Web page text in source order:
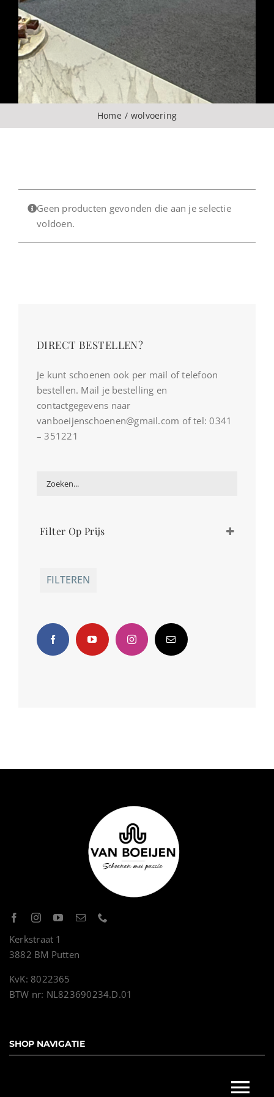
Over ons
CONTACT
Home wolvoering
Geen producten gevonden die aan je selectie
voldoen.
DIRECT BESTELLEN?
Je kunt schoenen ook per mail of telefoon
bestellen. Mail je bestelling en
contactgegevens naar
vanboeijenschoenen@gmail.com of tel: 0341
– 351221
Filter Op Prijs
FILTEREN
Kerkstraat 1
3882 BM Putten
KvK: 8022365
BTW nr: NL823690234.D.01
SHOP NAVIGATIE